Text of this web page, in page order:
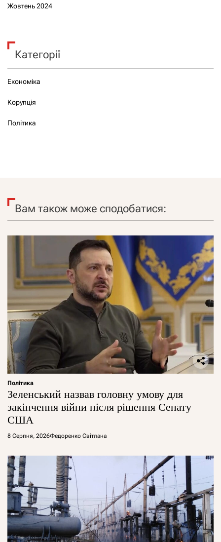
Жовтень 2024
Категорії
Економіка
Корупція
Політика
Вам також може сподобатися:
Політика
Зеленський назвав головну умову для
закінчення війни після рішення Сенату
США
8 Серпня, 2026Федоренко Світлана